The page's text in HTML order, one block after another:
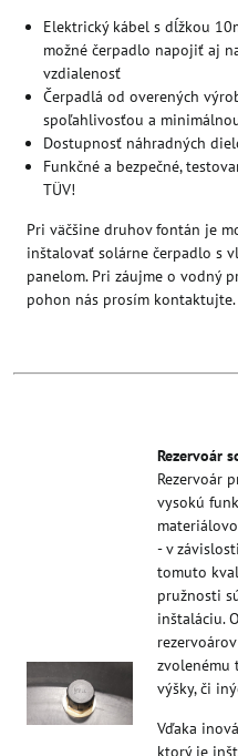
Elektrický kábel s dĺžkou
možné čerpadlo napojiť aj
vzdialenosť
Čerpadlá od overených
spoľahlivosťou a
Dostupnosť náhradných
Funkčné a bezpečné,
TÜV!
Pri väčšine druhov fontán je
inštalovať solárne čerpadlo s
panelom. Pri záujme o vodný
pohon nás prosím kontaktujte.
Rezervoár
Rezervoár
vysokú
- v
tomuto
pružnosti
inštaláciu.
zvolenému
výšky, či
Vďaka
ktorý je